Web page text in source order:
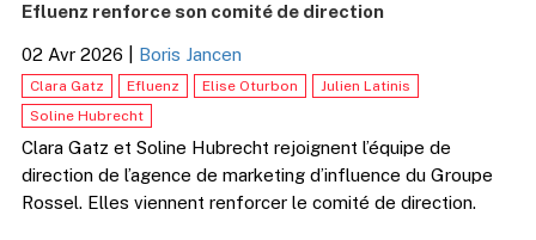
Efluenz renforce son comité de direction
02 Avr 2026 Boris Jancen
Clara Gatz Efluenz Elise Oturbon
Julien Latinis
Soline Hubrecht
Clara Gatz et Soline Hubrecht rejoignent l’équipe de
direction de l’agence de marketing d’influence du Groupe
Rossel. Elles viennent renforcer le comité de direction.